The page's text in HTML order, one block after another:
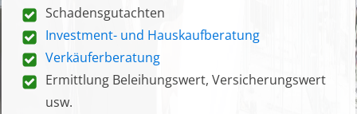
Schadensgutachten
Investment- und Hauskaufberatung
Verkäuferberatung
Ermittlung Beleihungswert, Versicherungswert
usw.